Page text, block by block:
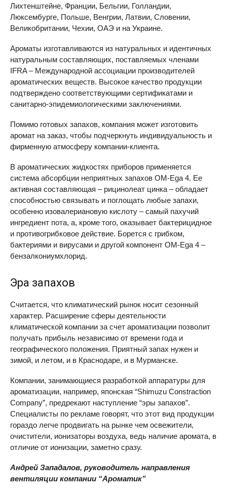
Лихтенштейне, Франции, Бельгии, Голландии,
Люксембурге, Польше, Венгрии, Латвии, Словении,
Великобритании, Чехии, ОАЭ и на Украине.
Ароматы изготавливаются из натуральных и идентичных
натуральным составляющих, поставляемых членами
IFRA– Международной ассоциации производителей
ароматических веществ. Высокое качество продукции
подтверждено соответствующими сертификатами и
санитарно-эпидемиологическими заключениями.
Помимо готовых запахов, компания может изготовить
аромат на заказ, чтобы подчеркнуть индивидуальность и
фирменную атмосферу компании-клиента.
В ароматических жидкостях приборов применяется
система абсорбции неприятных запахов OM-Ega 4. Ее
активная составляющая – рицинолеат цинка – обладает
способностью связывать и поглощать любые запахи,
особенно изовалериановую кислоту – самый пахучий
ингредиент пота, а, кроме того, оказывает бактерицидное
и противогрибковое действие. Борется с грибком,
бактериями и вирусами и другой компонент OM-Ega 4 –
бензалкониумхлорид.
Эра запахов
Считается, что климатический рынок носит сезонный
характер. Расширение сферы деятельности
климатической компании за счет ароматизации позволит
получать прибыль независимо от времени года и
географического положения. Приятный запах нужен и
зимой, и летом, и в Краснодаре, и в Мурманске.
Компании, занимающиеся разработкой аппаратуры для
ароматизации, например, японская “Shimuzu Constraction
Company”, предрекают наступление “эры запахов”.
Специалисты по рекламе говорят, что этот вид продукции
гораздо легче продвигать на рынке чем освежители,
очистители, ионизаторы воздуха, ведь наличие аромата, в
отличие от ионизации, заметно сразу.
Андрей Западалов, руководитель направления
вентиляции компании “Ароматик”